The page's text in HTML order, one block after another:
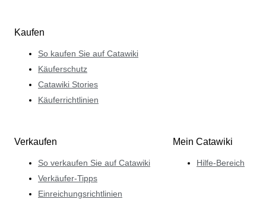
Kaufen
So kaufen Sie auf Catawiki
Käuferschutz
Catawiki Stories
Käuferrichtlinien
Verkaufen
So verkaufen Sie auf Catawiki
Verkäufer-Tipps
Einreichungsrichtlinien
Mein Catawiki
Hilfe-Bereich